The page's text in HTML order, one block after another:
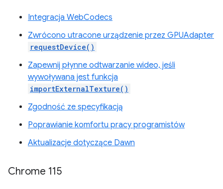
Integracja WebCodecs
Zwrócono utracone urządzenie przez GPUAdapter
requestDevice()
Zapewnij płynne odtwarzanie wideo, jeśli
wywoływana jest funkcja
importExternalTexture()
Zgodność ze specyfikacją
Poprawianie komfortu pracy programistów
Aktualizacje dotyczące Dawn
Chrome 115